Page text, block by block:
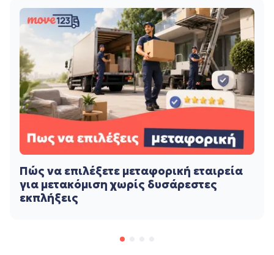
Πώς να επιλέξετε μεταφορική εταιρεία
για μετακόμιση χωρίς δυσάρεστες
εκπλήξεις